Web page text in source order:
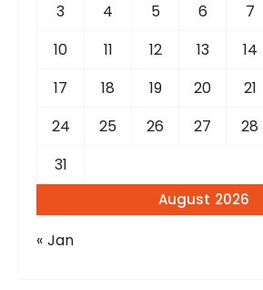
August 2026
3
4 5 6 7
10
11 12 13 14
17
18 19 20 21
24
25 26 27 28
31
« Jan